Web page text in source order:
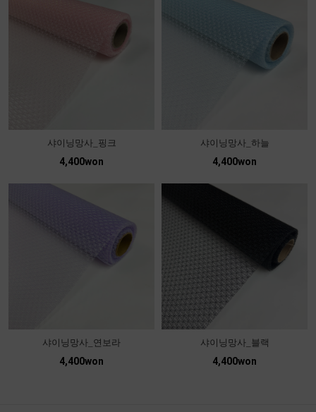
샤이닝망사_핑크
4,400won
샤이닝망사_하늘
4,400won
샤이닝망사_연보라
4,400won
샤이닝망사_블랙
4,400won